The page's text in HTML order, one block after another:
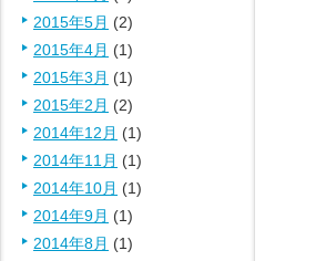
2015年5月 (2)
2015年4月 (1)
2015年3月 (1)
2015年2月 (2)
2014年12月 (1)
2014年11月 (1)
2014年10月 (1)
2014年9月 (1)
2014年8月 (1)